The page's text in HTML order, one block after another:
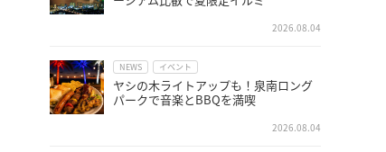
2026.08.04
NEWS イベント
ヤシの木ライトアップも！泉南ロング
パークで音楽とBBQを満喫
2026.08.04